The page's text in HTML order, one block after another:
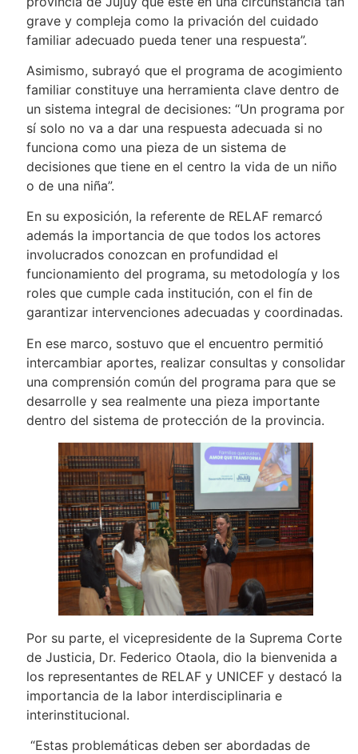
grave y compleja como la privación del cuidado
familiar adecuado pueda tener una respuesta”.
Asimismo, subrayó que el programa de acogimiento
familiar constituye una herramienta clave dentro de
un sistema integral de decisiones: “Un programa por
sí solo no va a dar una respuesta adecuada si no
funciona como una pieza de un sistema de
decisiones que tiene en el centro la vida de un niño
o de una niña”.
En su exposición, la referente de RELAF remarcó
además la importancia de que todos los actores
involucrados conozcan en profundidad el
funcionamiento del programa, su metodología y los
roles que cumple cada institución, con el fin de
garantizar intervenciones adecuadas y coordinadas.
En ese marco, sostuvo que el encuentro permitió
intercambiar aportes, realizar consultas y consolidar
una comprensión común del programa para que se
desarrolle y sea realmente una pieza importante
dentro del sistema de protección de la provincia.
Por su parte, el vicepresidente de la Suprema Corte
de Justicia, Dr. Federico Otaola, dio la bienvenida a
los representantes de RELAF y UNICEF y destacó la
importancia de la labor interdisciplinaria e
interinstitucional.
“Estas problemáticas deben ser abordadas de